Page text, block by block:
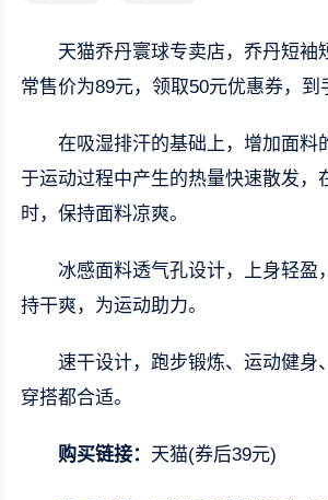
天猫乔丹寰球专卖店，乔丹短袖
常售价为89元，领取50元优惠券，到
在吸湿排汗的基础上，增加面料
于运动过程中产生的热量快速散发，
时，保持面料凉爽。
冰感面料透气孔设计，上身轻盈
持干爽，为运动助力。
速干设计，跑步锻炼、运动健身
穿搭都合适。
购买链接： 天猫(券后39元)